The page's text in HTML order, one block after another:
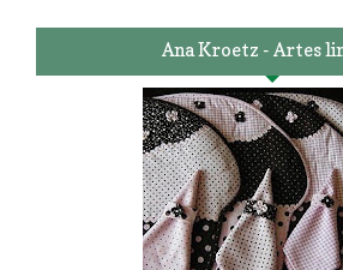
Ana Kroetz - Artes